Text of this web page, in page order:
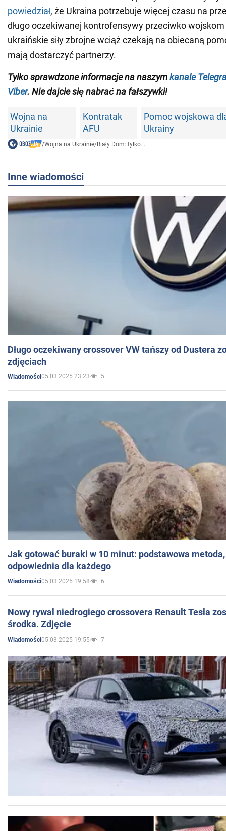
powiedział, że Ukraina potrzebuje więcej czasu na
długo oczekiwanej kontrofensywy przeciwko
ukraińskie siły zbrojne wciąż czekają na obiecaną
mają dostarczyć partnerzy.
Tylkosprawdzone informacje na naszymkanale
Viber. Nie dajcie się nabrać na fałszywki!
Wojna na
Ukrainie
Kontratak
AFU
Pomoc wojskowa
Ukrainy
/Wojna na Ukrainie/Biały Dom: tylko...
Inne wiadomości
Długo oczekiwany crossover VW tańszy od Dustera
zdjęciach
Wiadomości05.03.2025 23:23 5
Jak gotować buraki w 10 minut: podstawowa
odpowiednia dla każdego
Wiadomości05.03.2025 19:58 6
Nowy rywal niedrogiego crossovera Renault Tesla
środka. Zdjęcie
Wiadomości05.03.2025 19:55 7